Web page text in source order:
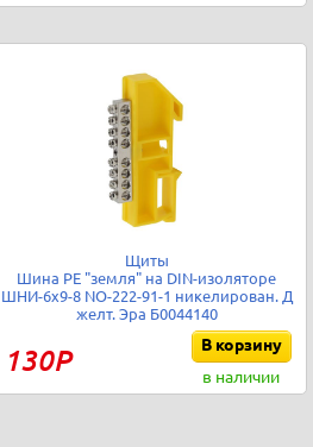
Щиты
Шина PE "земля" на DIN-изоляторе
ШНИ-6х9-8 NO-222-91-1 никелирован. Д
желт. Эра Б0044140
130Р
В корзину
в наличии